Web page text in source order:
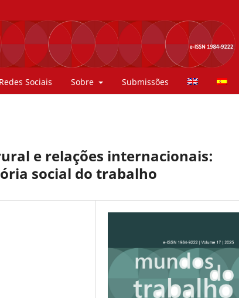
Redes Sociais Sobre Submissões
e relações internacionais:
social do trabalho